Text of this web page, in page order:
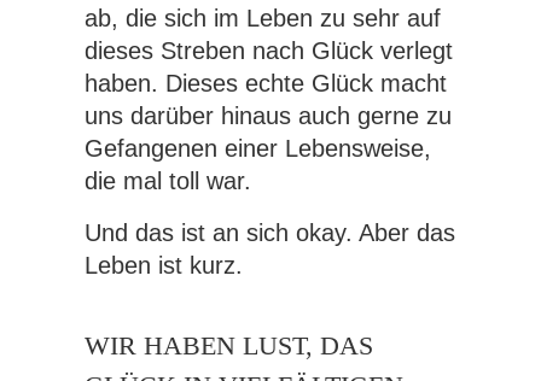
ab, die sich im Leben zu sehr auf
dieses Streben nach Glück verlegt
haben. Dieses echte Glück macht
uns darüber hinaus auch gerne zu
Gefangenen einer Lebensweise,
die mal toll war.
Und das ist an sich okay. Aber das
Leben ist kurz.
WIR HABEN LUST, DAS